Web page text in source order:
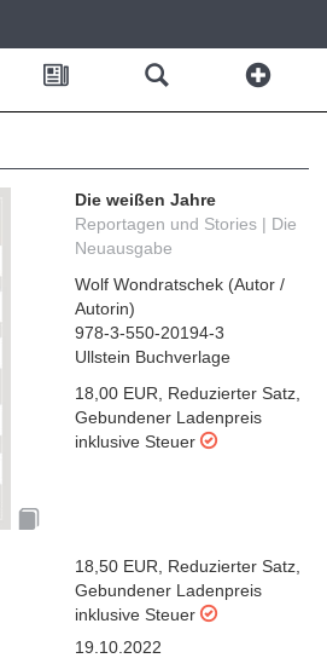
Die weißen Jahre
Reportagen und Stories | Die
Neuausgabe
Wolf Wondratschek (Autor /
Autorin)
978-3-550-20194-3
Ullstein Buchverlage
18,00 EUR
Reduzierter Satz
Gebundener Ladenpreis
inklusive Steuer
18,50 EUR Reduzierter Satz
Gebundener Ladenpreis
inklusive Steuer
19.10.2022